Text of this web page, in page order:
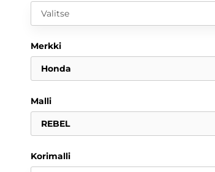
Valitse
Merkki
Honda
Malli
REBEL
Korimalli